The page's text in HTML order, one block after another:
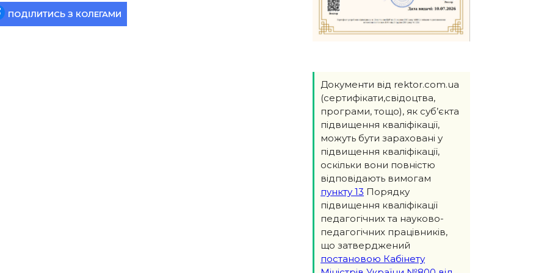
ПОДІЛИТИСЬ З КОЛЕГАМИ
Документи від rektor.com.ua
(сертифікати,свідоцтва,
програми, тощо), як суб’єкта
підвищення кваліфікації,
можуть бути зараховані у
підвищення кваліфікації,
оскільки вони повністю
відповідають вимогам
пункту 13 Порядку
підвищення кваліфікації
педагогічних та науково-
педагогічних працівників,
що затверджений
постановою Кабінету